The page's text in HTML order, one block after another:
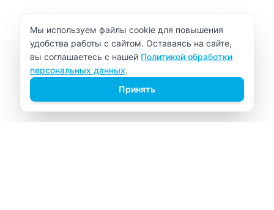
Уведомление об использовании cookie
Мы используем файлы cookie для повышения
удобства работы с сайтом. Оставаясь на сайте,
вы соглашаетесь с нашей Политикой обработки
персональных данных.
Принять